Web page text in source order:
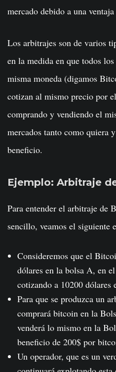
mercado debido a una
Los arbitrajes son de varios
en la medida en que todos
misma moneda (digamos
cotizan al mismo precio por
comprando y vendiendo el
mercados tanto como quiera
beneficio.
Ejemplo: Arbitraje
Para entender el arbitraje de
sencillo, veamos el siguiente
Consideremos que el
dólares en la bolsa A, en
cotizando a 10200 dólares
Para que se produzca un
comprará bitcoin en la
venderá lo mismo en la
beneficio de 200$ por
Un operador, que es un